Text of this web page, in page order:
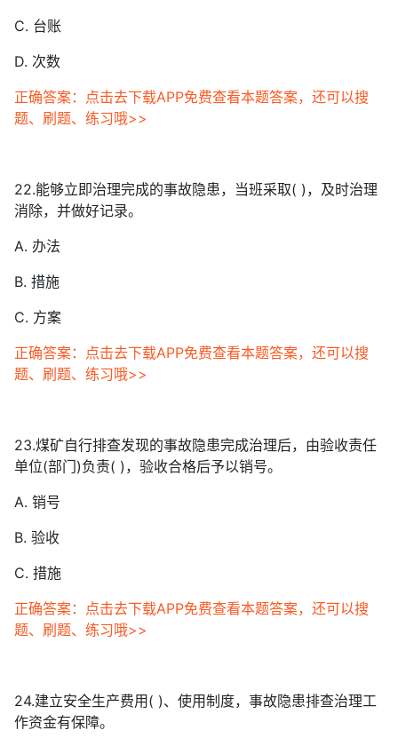
C. 台账
D. 次数
正确答案：点击去下载APP免费查看本题答案，还可以搜
题、刷题、练习哦>>
22.能够立即治理完成的事故隐患，当班采取( )，及时治理
消除，并做好记录。
A. 办法
B. 措施
C. 方案
正确答案：点击去下载APP免费查看本题答案，还可以搜
题、刷题、练习哦>>
23.煤矿自行排查发现的事故隐患完成治理后，由验收责任
单位(部门)负责( )，验收合格后予以销号。
A. 销号
B. 验收
C. 措施
正确答案：点击去下载APP免费查看本题答案，还可以搜
题、刷题、练习哦>>
24.建立安全生产费用( )、使用制度，事故隐患排查治理工
作资金有保障。